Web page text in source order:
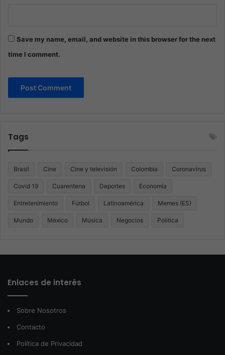
Save my name, email, and website in this browser for the next
time I comment.
Tags
Brasil Cine Cine y televisión Colombia Coronavirus
Covid 19 Cuarentena Deportes Economía
Entretenimiento Fútbol Latinoamérica Memes (ES)
Mundo México Música Negocios Politica
Enlaces de interés
Sobre Nosotros
Contacto
Política de Privacidad